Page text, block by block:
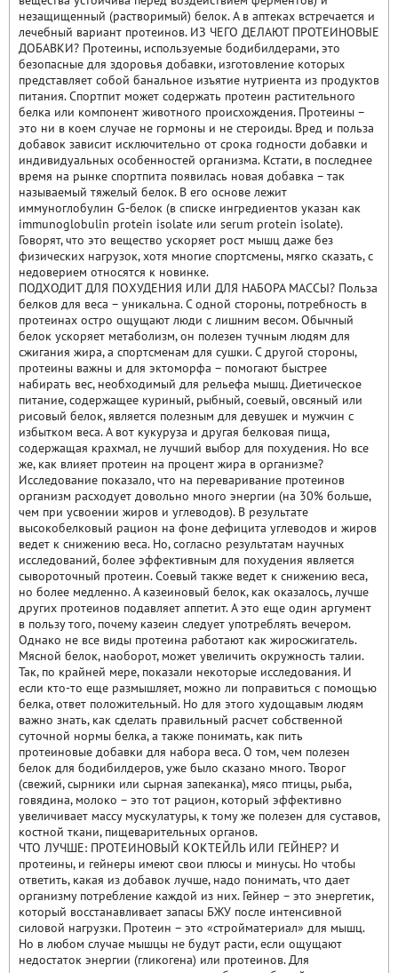
незащищенный (растворимый) белок. А в аптеках встречается и
лечебный вариант протеинов. ИЗ ЧЕГО ДЕЛАЮТ ПРОТЕИНОВЫЕ
ДОБАВКИ? Протеины, используемые бодибилдерами, это
безопасные для здоровья добавки, изготовление которых
представляет собой банальное изъятие нутриента из продуктов
питания. Спортпит может содержать протеин растительного
белка или компонент животного происхождения. Протеины –
это ни в коем случае не гормоны и не стероиды. Вред и польза
добавок зависит исключительно от срока годности добавки и
индивидуальных особенностей организма. Кстати, в последнее
время на рынке спортпита появилась новая добавка – так
называемый тяжелый белок. В его основе лежит
иммуноглобулин G-белок (в списке ингредиентов указан как
immunoglobulin protein isolate или serum protein isolate).
Говорят, что это вещество ускоряет рост мышц даже без
физических нагрузок, хотя многие спортсмены, мягко сказать, с
недоверием относятся к новинке.
ПОДХОДИТ ДЛЯ ПОХУДЕНИЯ ИЛИ ДЛЯ НАБОРА МАССЫ? Польза
белков для веса – уникальна. С одной стороны, потребность в
протеинах остро ощущают люди с лишним весом. Обычный
белок ускоряет метаболизм, он полезен тучным людям для
сжигания жира, а спортсменам для сушки. С другой стороны,
протеины важны и для эктоморфа – помогают быстрее
набирать вес, необходимый для рельефа мышц. Диетическое
питание, содержащее куриный, рыбный, соевый, овсяный или
рисовый белок, является полезным для девушек и мужчин с
избытком веса. А вот кукуруза и другая белковая пища,
содержащая крахмал, не лучший выбор для похудения. Но все
же, как влияет протеин на процент жира в организме?
Исследование показало, что на переваривание протеинов
организм расходует довольно много энергии (на 30% больше,
чем при усвоении жиров и углеводов). В результате
высокобелковый рацион на фоне дефицита углеводов и жиров
ведет к снижению веса. Но, согласно результатам научных
исследований, более эффективным для похудения является
сывороточный протеин. Соевый также ведет к снижению веса,
но более медленно. А казеиновый белок, как оказалось, лучше
других протеинов подавляет аппетит. А это еще один аргумент
в пользу того, почему казеин следует употреблять вечером.
Однако не все виды протеина работают как жиросжигатель.
Мясной белок, наоборот, может увеличить окружность талии.
Так, по крайней мере, показали некоторые исследования. И
если кто-то еще размышляет, можно ли поправиться с помощью
белка, ответ положительный. Но для этого худощавым людям
важно знать, как сделать правильный расчет собственной
суточной нормы белка, а также понимать, как пить
протеиновые добавки для набора веса. О том, чем полезен
белок для бодибилдеров, уже было сказано много. Творог
(свежий, сырники или сырная запеканка), мясо птицы, рыба,
говядина, молоко – это тот рацион, который эффективно
увеличивает массу мускулатуры, к тому же полезен для суставов,
костной ткани, пищеварительных органов.
ЧТО ЛУЧШЕ: ПРОТЕИНОВЫЙ КОКТЕЙЛЬ ИЛИ ГЕЙНЕР? И
протеины, и гейнеры имеют свои плюсы и минусы. Но чтобы
ответить, какая из добавок лучше, надо понимать, что дает
организму потребление каждой из них. Гейнер – это энергетик,
который восстанавливает запасы БЖУ после интенсивной
силовой нагрузки. Протеин – это «стройматериал» для мышц.
Но в любом случае мышцы не будут расти, если ощущают
недостаток энергии (гликогена) или протеинов. Для